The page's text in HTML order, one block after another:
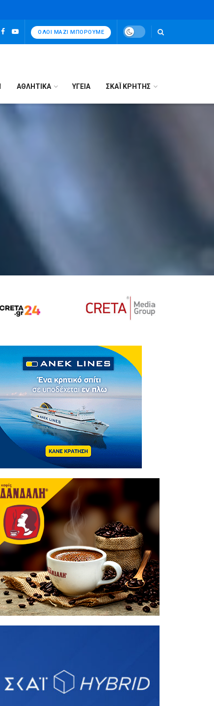
ΌΛΟΙ ΜΑΖΊ ΜΠΟΡΟΎΜΕ
ΑΘΛΗΤΙΚΑ ΥΓΕΙΑ ΣΚΑΪ ΚΡΗΤΗΣ